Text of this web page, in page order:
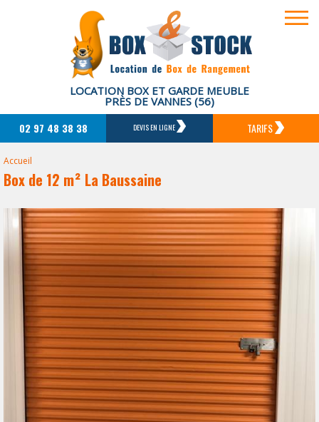
LOCATION BOX ET GARDE MEUBLE
PRÈS DE VANNES (56)
02 97 48 38 38 DEVIS EN LIGNE TARIFS
Accueil
Box de 12 m² La Baussaine